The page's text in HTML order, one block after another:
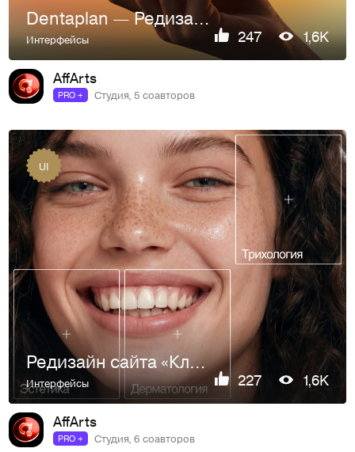
Dentaplan — Редизайн сайта стоматологической клиники
Интерфейсы 247 1,6K
AffArts
PRO + Студия, 5 соавторов
UI
Редизайн сайта «Клиники медицины кожи»
Интерфейсы 227 1,6K
AffArts
PRO + Студия, 6 соавторов